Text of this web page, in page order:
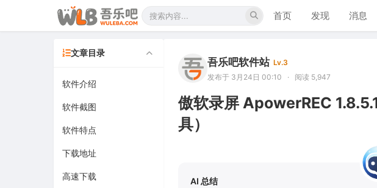
首页 发现 消息
文章目录
软件介绍
软件截图
软件特点
下载地址
高速下载
吾乐吧软件站 Lv.3
发布于 3月24日 00:10
· 阅读 5,947
傲软录屏 ApowerREC
具）
AI 总结